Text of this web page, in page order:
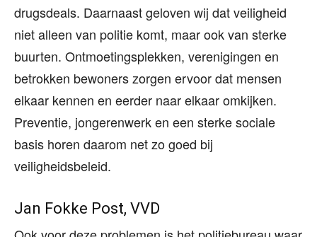
drugsdeals. Daarnaast geloven wij dat veiligheid
niet alleen van politie komt, maar ook van sterke
buurten. Ontmoetingsplekken, verenigingen en
betrokken bewoners zorgen ervoor dat mensen
elkaar kennen en eerder naar elkaar omkijken.
Preventie, jongerenwerk en een sterke sociale
basis horen daarom net zo goed bij
veiligheidsbeleid.
Jan Fokke Post, VVD